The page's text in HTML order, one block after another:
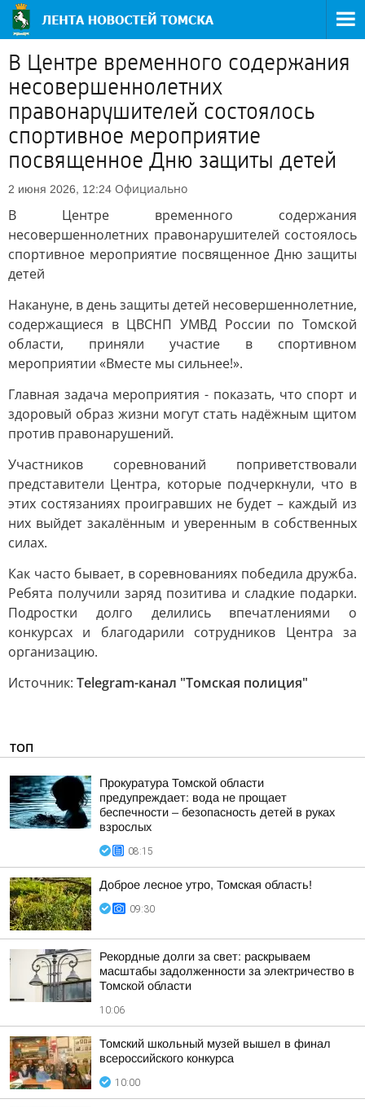
В Центре временного содержания
несовершеннолетних
правонарушителей состоялось
спортивное мероприятие
посвященное Дню защиты детей
2 июня 2026, 12:24 Официально
В Центре временного содержания
несовершеннолетних правонарушителей состоялось
спортивное мероприятие посвященное Дню защиты
детей
Накануне, в день защиты детей несовершеннолетние,
содержащиеся в ЦВСНП УМВД России по Томской
области, приняли участие в спортивном
мероприятии «Вместе мы сильнее!».
Главная задача мероприятия - показать, что спорт и
здоровый образ жизни могут стать надёжным щитом
против правонарушений.
Участников соревнований поприветствовали
представители Центра, которые подчеркнули, что в
этих состязаниях проигравших не будет – каждый из
них выйдет закалённым и уверенным в собственных
силах.
Как часто бывает, в соревнованиях победила дружба.
Ребята получили заряд позитива и сладкие подарки.
Подростки долго делились впечатлениями о
конкурсах и благодарили сотрудников Центра за
организацию.
Источник: Telegram-канал "Томская полиция"
ТОП
Прокуратура Томской области
предупреждает: вода не прощает
беспечности – безопасность детей в руках
взрослых
08:15
Доброе лесное утро, Томская область!
09:30
Рекордные долги за свет: раскрываем
масштабы задолженности за электричество в
Томской области
10:06
Томский школьный музей вышел в финал
всероссийского конкурса
10:00